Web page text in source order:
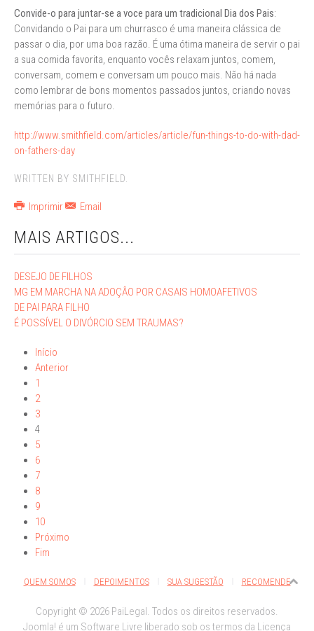
Convide-o para juntar-se a voce para um tradicional Dia dos Pais:
Convidando o Pai para um churrasco é uma maneira clássica de
passar o dia, por uma boa razão. É uma ótima maneira de servir o pai
a sua comida favorita, enquanto vocês relaxam juntos, comem,
conversam, comem e conversam um pouco mais. Não há nada
como lembrar de bons momentos passados juntos, criando novas
memórias para o futuro.
http://www.smithfield.com/articles/article/fun-things-to-do-with-dad-
on-fathers-day
WRITTEN BY SMITHFIELD.
Imprimir Email
MAIS ARTIGOS...
DESEJO DE FILHOS
MG EM MARCHA NA ADOÇÂO POR CASAIS HOMOAFETIVOS
DE PAI PARA FILHO
É POSSÍVEL O DIVÓRCIO SEM TRAUMAS?
Início
Anterior
1
2
3
4
5
6
7
8
9
10
Próximo
Fim
QUEM SOMOS DEPOIMENTOS SUA SUGESTÃO RECOMENDE
Copyright © 2026 PaiLegal. Todos os direitos reservados.
Joomla! é um Software Livre liberado sob os termos da Licença